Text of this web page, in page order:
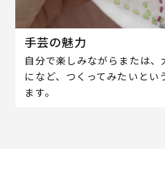
手芸の魅力
自分で楽しみながらまたは、
になど、つくってみたいとい
ます。